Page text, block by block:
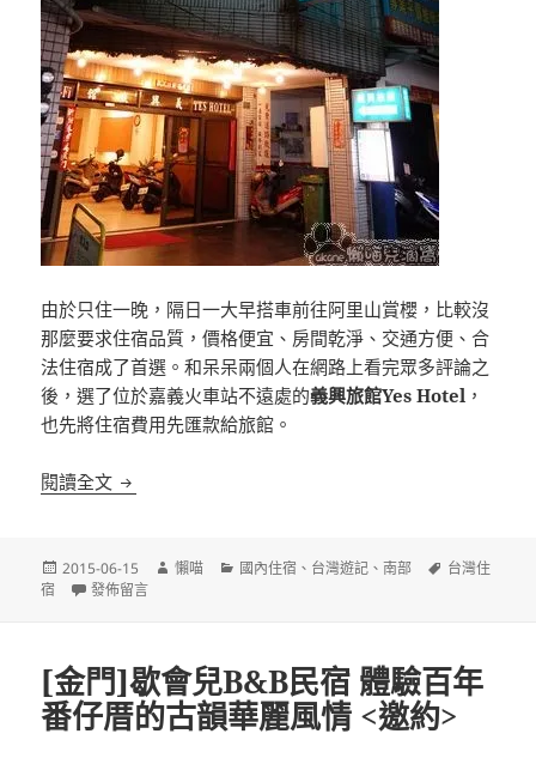
由於只住一晚，隔日一大早搭車前往阿里山賞櫻，比較沒
那麼要求住宿品質，價格便宜、房間乾淨、交通方便、合
法住宿成了首選。和呆呆兩個人在網路上看完眾多評論之
後，選了位於嘉義火車站不遠處的義興旅館Yes Hotel ，
也先將住宿費用先匯款給旅館。
閱讀全文 [嘉義]義興旅館 鄰近嘉義火車站 平價住宿
發
佈
2015-06-15
作
懶喵
分
國內住宿 、 台灣遊記 、南部
標
台灣住
宿
在〈[嘉義]義興旅館 鄰近嘉義火車站 平價住宿〉
發佈留言
[金門]歇會兒B&B民宿 體驗百年
番仔厝的古韻華麗風情 <邀約>